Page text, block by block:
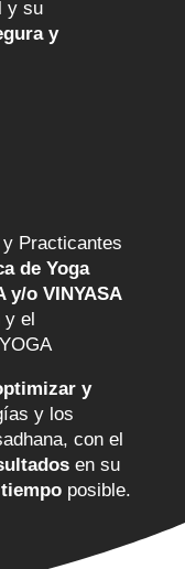
y su
y
Practicantes
de Yoga
y/o VINYASA
y el
y
y los
con el
en su
posible.